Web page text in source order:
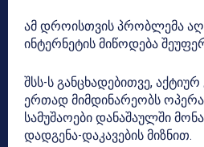
ამ დროისთვის პრობლემა
ინტერნეტის მიწოდება
შსს-ს განცხადებითვე,
ერთად მიმდინარეობს
სამუშაოები დანაშაულში
დადგენა-დაკავების მიზნით.